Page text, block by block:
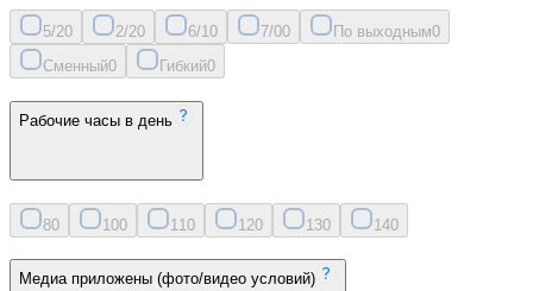
5/20 2/20 6/10 7/00 По выходным0
Сменный0 Гибкий0
Рабочие часы в день
80 100 11 0 120 130 140
Медиа приложены (фото/видео условий)